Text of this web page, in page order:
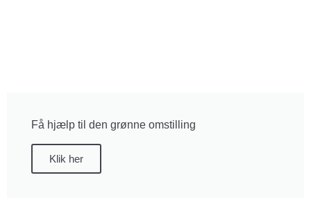
Få hjælp til den grønne omstilling
Klik her